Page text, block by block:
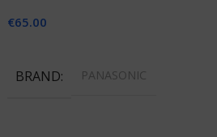
€65.00
BRAND PANASONIC